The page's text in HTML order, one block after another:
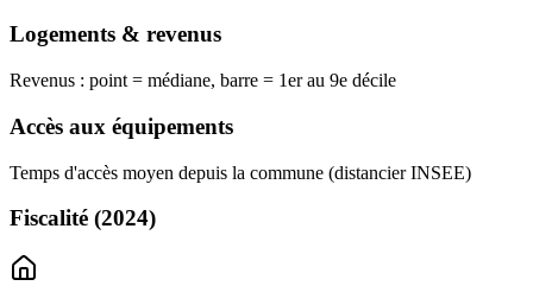
Logements & revenus
Revenus : point = médiane, barre = 1er au 9e décile
Accès aux équipements
Temps d'accès moyen depuis la commune (distancier INSEE)
Fiscalité (2024)